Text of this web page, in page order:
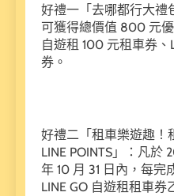
好禮一「去哪都行大禮
可獲得總價值 800 元
自遊租 100 元租車券、
券。
好禮二「租車樂遊趣！
LINE POINTS」：凡於
年 10 月 31 日內，每
LINE GO 自遊租租車券